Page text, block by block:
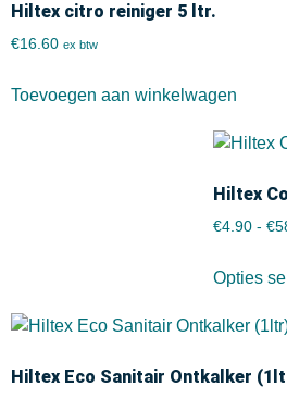
Hiltex citro reiniger 5 ltr.
€16.60 ex btw
Toevoegen aan winkelwagen
Hiltex
€4.90 - €
Opties
Hiltex Eco Sanitair Ontkalker